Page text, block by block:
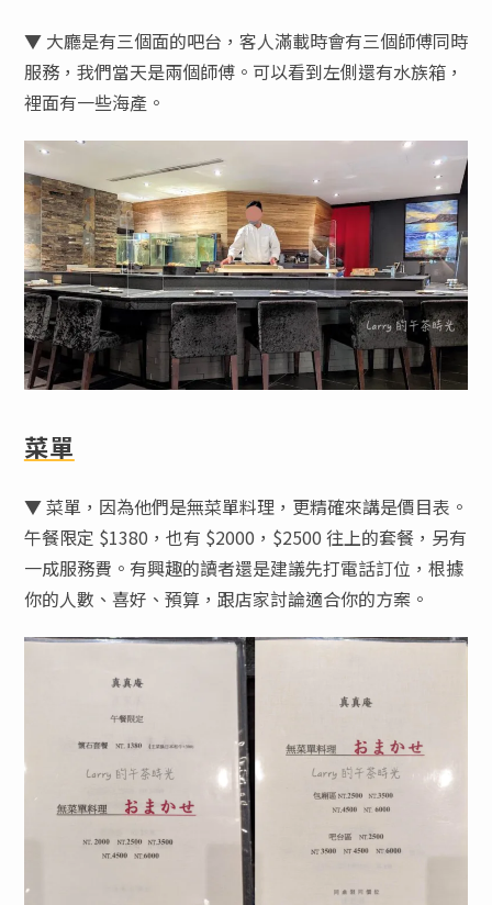
▼ 大廳是有三個面的吧台，客人滿載時會有三個師傅同時
服務，我們當天是兩個師傅。可以看到左側還有水族箱，
裡面有一些海產。
菜單
▼ 菜單，因為他們是無菜單料理，更精確來講是價目表。
午餐限定 $1380，也有 $2000，$2500 往上的套餐，另有
一成服務費。有興趣的讀者還是建議先打電話訂位，根據
你的人數、喜好、預算，跟店家討論適合你的方案。